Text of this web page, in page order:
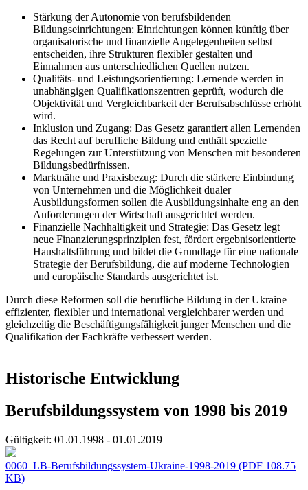
Stärkung der Autonomie von berufsbildenden
Bildungseinrichtungen: Einrichtungen können künftig über
organisatorische und finanzielle Angelegenheiten selbst
entscheiden, ihre Strukturen flexibler gestalten und
Einnahmen aus unterschiedlichen Quellen nutzen.
Qualitäts- und Leistungsorientierung: Lernende werden in
unabhängigen Qualifikationszentren geprüft, wodurch die
Objektivität und Vergleichbarkeit der Berufsabschlüsse erhöht
wird.
Inklusion und Zugang: Das Gesetz garantiert allen Lernenden
das Recht auf berufliche Bildung und enthält spezielle
Regelungen zur Unterstützung von Menschen mit besonderen
Bildungsbedürfnissen.
Marktnähe und Praxisbezug: Durch die stärkere Einbindung
von Unternehmen und die Möglichkeit dualer
Ausbildungsformen sollen die Ausbildungsinhalte eng an den
Anforderungen der Wirtschaft ausgerichtet werden.
Finanzielle Nachhaltigkeit und Strategie: Das Gesetz legt
neue Finanzierungsprinzipien fest, fördert ergebnisorientierte
Haushaltsführung und bildet die Grundlage für eine nationale
Strategie der Berufsbildung, die auf moderne Technologien
und europäische Standards ausgerichtet ist.
Durch diese Reformen soll die berufliche Bildung in der Ukraine
effizienter, flexibler und international vergleichbarer werden und
gleichzeitig die Beschäftigungsfähigkeit junger Menschen und die
Qualifikation der Fachkräfte verbessert werden.
Historische Entwicklung
Berufsbildungssystem von 1998 bis 2019
Gültigkeit: 01.01.1998 - 01.01.2019
0060_LB-Berufsbildungssystem-Ukraine-1998-2019 (PDF 108.75
KB)